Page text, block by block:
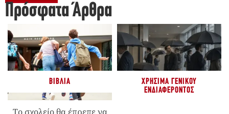
Πρόσφατα Άρθρα
ΒΙΒΛΊΑ
ΧΡΉΣΙΜΑ ΓΕΝΙΚΟΎ
ΕΝΔΙΑΦΈΡΟΝΤΟΣ